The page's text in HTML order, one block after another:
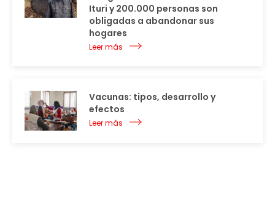
Ituri y 200.000 personas son
obligadas a abandonar sus
hogares
Leer más
Vacunas: tipos, desarrollo y
efectos
Leer más